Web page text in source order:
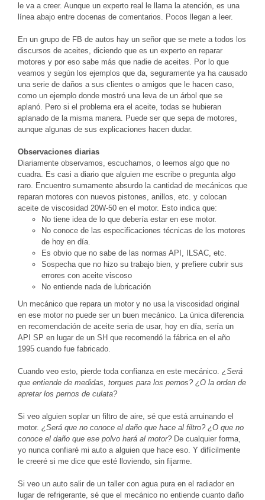
le va a creer. Aunque un experto real le llama la atención, es una
línea abajo entre docenas de comentarios. Pocos llegan a leer.
En un grupo de FB de autos hay un señor que se mete a todos los
discursos de aceites, diciendo que es un experto en reparar
motores y por eso sabe más que nadie de aceites. Por lo que
veamos y según los ejemplos que da, seguramente ya ha causado
una serie de daños a sus clientes o amigos que le hacen caso,
como un ejemplo donde mostró una leva de un árbol que se
aplanó. Pero si el problema era el aceite, todas se hubieran
aplanado de la misma manera. Puede ser que sepa de motores,
aunque algunas de sus explicaciones hacen dudar.
Observaciones diarias
Diariamente observamos, escuchamos, o leemos algo que no
cuadra. Es casi a diario que alguien me escribe o pregunta algo
raro. Encuentro sumamente absurdo la cantidad de mecánicos que
reparan motores con nuevos pistones, anillos, etc. y colocan
aceite de viscosidad 20W-50 en el motor. Esto indica que:
No tiene idea de lo que debería estar en ese motor.
No conoce de las especificaciones técnicas de los motores
de hoy en día.
Es obvio que no sabe de las normas API, ILSAC, etc.
Sospecha que no hizo su trabajo bien, y prefiere cubrir sus
errores con aceite viscoso
No entiende nada de lubricación
Un mecánico que repara un motor y no usa la viscosidad original
en ese motor no puede ser un buen mecánico. La única diferencia
en recomendación de aceite seria de usar, hoy en día, sería un
API SP en lugar de un SH que recomendó la fábrica en el año
1995 cuando fue fabricado.
Cuando veo esto, pierde toda confianza en este mecánico. ¿Será
que entiende de medidas, torques para los pernos? ¿O la orden de
apretar los pernos de culata?
Si veo alguien soplar un filtro de aire, sé que está arruinando el
motor. ¿Será que no conoce el daño que hace al filtro? ¿O que no
conoce el daño que ese polvo hará al motor?De cualquier forma,
yo nunca confiaré mi auto a alguien que hace eso. Y difícilmente
le creeré si me dice que esté lloviendo, sin fijarme.
Si veo un auto salir de un taller con agua pura en el radiador en
lugar de refrigerante, sé que el mecánico no entiende cuanto daño